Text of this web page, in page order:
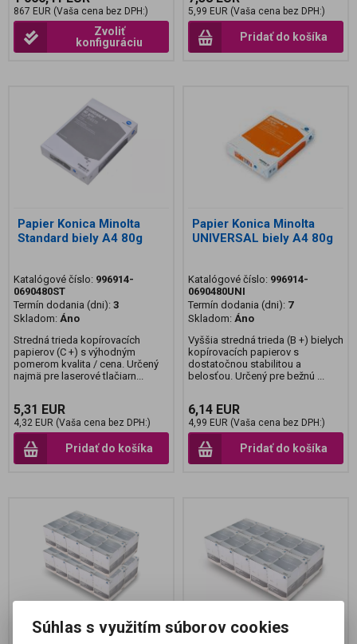
867 EUR (Vaša cena bez DPH:)
Zvoliť
konfiguráciu
5,99 EUR (Vaša cena bez DPH:)
Pridať do košíka
Papier Konica Minolta
Standard biely A4 80g
Katalógové číslo: 996914-
0690480ST
Termín dodania (dni): 3
Skladom: Áno
Stredná trieda kopírovacích
papierov (C +) s výhodným
pomerom kvalita / cena. Určený
najmä pre laserové tlačiarn...
5,31 EUR
4,32 EUR (Vaša cena bez DPH:)
Pridať do košíka
Papier Konica Minolta
UNIVERSAL biely A4 80g
Katalógové číslo: 996914-
0690480UNI
Termín dodania (dni): 7
Skladom: Áno
Vyššia stredná trieda (B +) bielych
kopírovacích papierov s
dostatočnou stabilitou a
belosťou. Určený pre bežnú ...
6,14 EUR
4,99 EUR (Vaša cena bez DPH:)
Pridať do košíka
Kopírovací papier Konica
Kopírovací papier Konica
Súhlas s využitím súborov cookies